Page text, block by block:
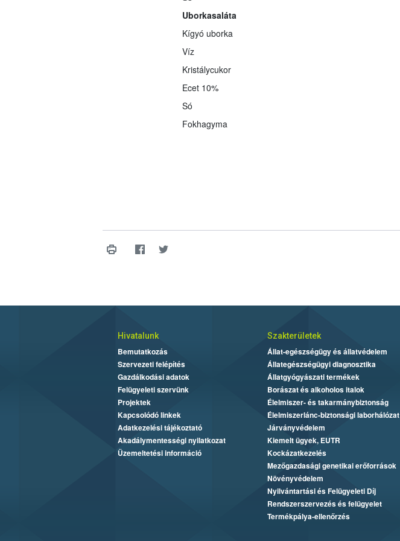
Uborkasaláta
Kígyó uborka
Víz
Kristálycukor
Ecet 10%
Só
Fokhagyma
Hivatalunk
Bemutatkozás
Szervezeti felépítés
Gazdálkodási adatok
Felügyeleti szervünk
Projektek
Kapcsolódó linkek
Adatkezelési tájékoztató
Akadálymentességi nyilatkozat
Üzemeltetési információ
Szakterületek
Állat-egészségügy és állatvédelem
Állategészségügyi diagnosztika
Állatgyógyászati termékek
Borászat és alkoholos italok
Élelmiszer- és takarmánybiztonság
Élelmiszerlánc-biztonsági laborhálózat
Járványvédelem
Kiemelt ügyek, EUTR
Kockázatkezelés
Mezőgazdasági genetikai erőforrások
Növényvédelem
Nyilvántartási és Felügyeleti Díj
Rendszerszervezés és felügyelet
Termékpálya-ellenőrzés